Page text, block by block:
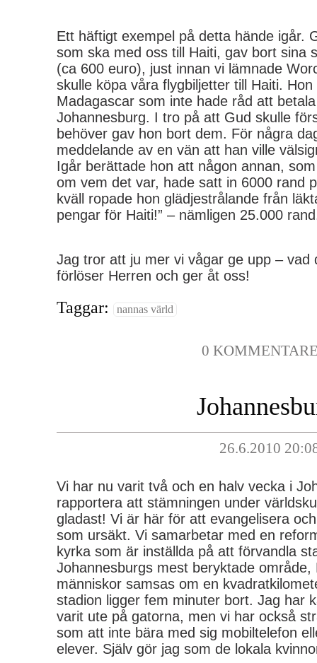
Ett häftigt exempel på detta hände igår.
som ska med oss till Haiti, gav bort sina
(ca 600 euro), just innan vi lämnade
skulle köpa våra flygbiljetter till Haiti.
Madagascar som inte hade råd att
Johannesburg. I tro på att Gud skulle
behöver gav hon bort dem. För några
meddelande av en vän att han ville
Igår berättade hon att någon annan,
om vem det var, hade satt in 6000 rand
kväll ropade hon glädjestrålande från
pengar för Haiti!” – nämligen 25.000
Jag tror att ju mer vi vågar ge upp – vad
förlöser Herren och ger åt oss!
Taggar: nannas värld
0
26.6.2010
Vi har nu varit två och en halv vecka i
rapportera att stämningen under
gladast! Vi är här för att evangelisera
som ursäkt. Vi samarbetar med en
kyrka som är inställda på att förvandla
Johannesburgs mest beryktade område,
människor samsas om en
stadion ligger fem minuter bort. Jag har
varit ute på gatorna, men vi har också
som att inte bära med sig mobiltelefon
elever. Själv gör jag som de lokala